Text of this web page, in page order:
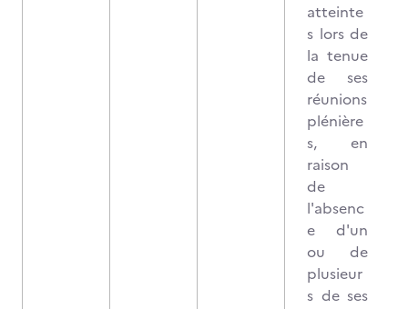
atteinte
s lors de
la tenue
de ses
réunions
plénière
s, en
raison
de
l'absenc
e d'un
ou de
plusieur
s de ses